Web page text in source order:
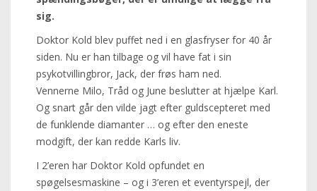
sig.
Doktor Kold blev puffet ned i en glasfryser for 40 år
siden. Nu er han tilbage og vil have fat i sin
psykotvillingbror, Jack, der frøs ham ned.
Vennerne Milo, Tråd og June beslutter at hjælpe Karl.
Og snart går den vilde jagt efter guldscepteret med
de funklende diamanter … og efter den eneste
modgift, der kan redde Karls liv.
I 2’eren har Doktor Kold opfundet en
spøgelsesmaskine – og i 3’eren et eventyrspejl, der